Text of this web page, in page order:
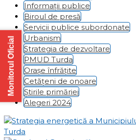
Informații publice
Biroul de presă
Servicii publice subordonate
Urbanism
Strategia de dezvoltare
PMUD Turda
Orașe înfrățite
Cetățeni de onoare
Știrile primăriei
Alegeri 2024
Monitorul Oficial